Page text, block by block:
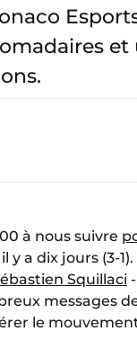
à nous suivre
il y a dix jours (3-
Squillaci
messages
le